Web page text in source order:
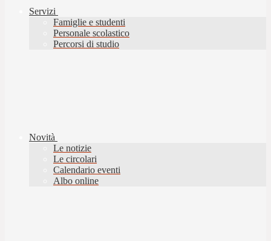
Servizi
Famiglie e studenti
Personale scolastico
Percorsi di studio
Novità
Le notizie
Le circolari
Calendario eventi
Albo online